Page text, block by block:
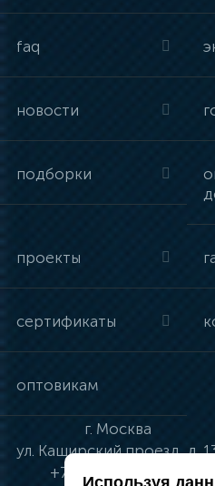
faq
новости
подборки
проекты
сертификаты
оптовикам
г. Москва
ул. Каширский проезд, д.
+7 (495) 134-41-83
Используя